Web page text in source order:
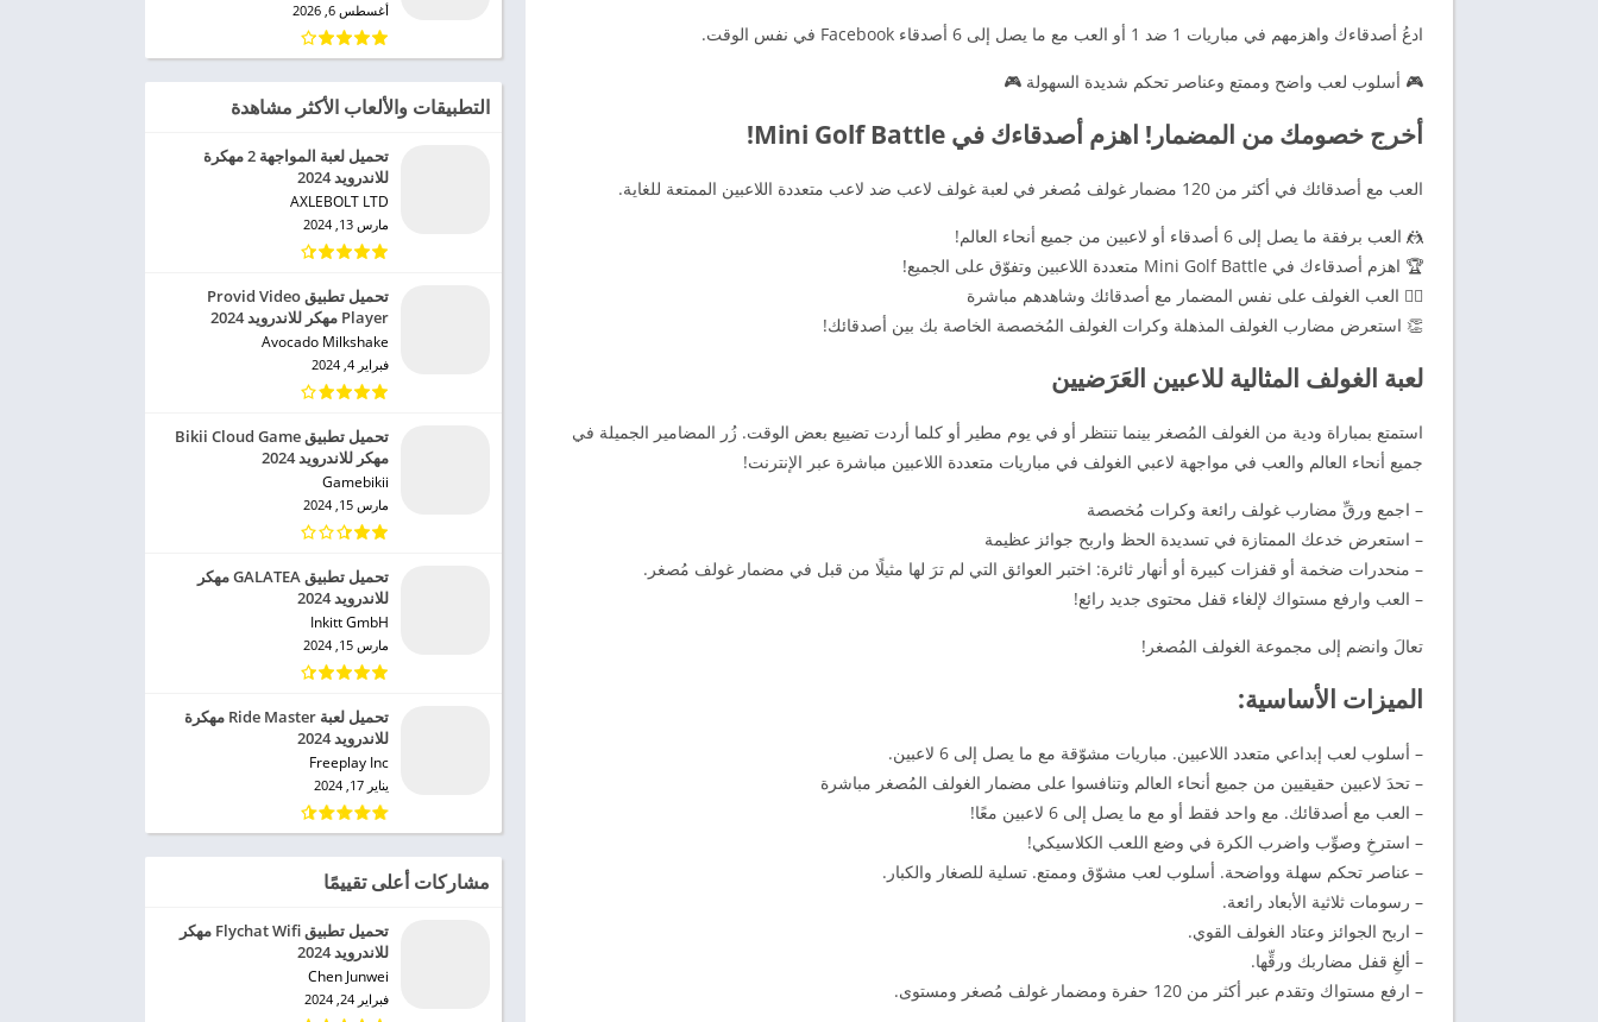
ادعُ أصدقاءك واهزمهم في مباريات 1 ضد 1 أو العب مع ما يصل إلى 6 أصدقاء Facebook في نفس الوقت.
🎮 أسلوب لعب واضح وممتع وعناصر تحكم شديدة السهولة 🎮
أخرج خصومك من المضمار! اهزم أصدقاءك في Mini Golf Battle!
العب مع أصدقائك في أكثر من 120 مضمار غولف مُصغر في لعبة غولف لاعب ضد لاعب متعددة اللاعبين الممتعة للغاية.
🤼 العب برفقة ما يصل إلى 6 أصدقاء أو لاعبين من جميع أنحاء العالم!
🏆 اهزم أصدقاءك في Mini Golf Battle متعددة اللاعبين وتفوّق على الجميع!
🏌️‍♀️ العب الغولف على نفس المضمار مع أصدقائك وشاهدهم مباشرة
👏 استعرض مضارب الغولف المذهلة وكرات الغولف المُخصصة الخاصة بك بين أصدقائك!
لعبة الغولف المثالية للاعبين العَرَضيين
استمتع بمباراة ودية من الغولف المُصغر بينما تنتظر أو في يوم مطير أو كلما أردت تضييع بعض الوقت. زُر المضامير الجميلة في
جميع أنحاء العالم والعب في مواجهة لاعبي الغولف في مباريات متعددة اللاعبين مباشرة عبر الإنترنت!
– اجمع ورقِّ مضارب غولف رائعة وكرات مُخصصة
– استعرض خدعك الممتازة في تسديدة الحظ واربح جوائز عظيمة
– منحدرات ضخمة أو قفزات كبيرة أو أنهار ثائرة: اختبر العوائق التي لم ترَ لها مثيلًا من قبل في مضمار غولف مُصغر.
– العب وارفع مستواك لإلغاء قفل محتوى جديد رائع!
تعالَ وانضم إلى مجموعة الغولف المُصغر!
الميزات الأساسية:
– أسلوب لعب إبداعي متعدد اللاعبين. مباريات مشوّقة مع ما يصل إلى 6 لاعبين.
– تحدَ لاعبين حقيقيين من جميع أنحاء العالم وتنافسوا على مضمار الغولف المُصغر مباشرة
– العب مع أصدقائك. مع واحد فقط أو مع ما يصل إلى 6 لاعبين معًا!
– استرخِ وصوِّب واضرب الكرة في وضع اللعب الكلاسيكي!
– عناصر تحكم سهلة وواضحة. أسلوب لعب مشوّق وممتع. تسلية للصغار والكبار.
– رسومات ثلاثية الأبعاد رائعة.
– اربح الجوائز وعتاد الغولف القوي.
– ألغِ قفل مضاربك ورقِّها.
– ارفع مستواك وتقدم عبر أكثر من 120 حفرة ومضمار غولف مُصغر ومستوى.
أغسطس 6, 2026
التطبيقات والألعاب الأكثر مشاهدة
تحميل لعبة المواجهة 2 مهكرة
للاندرويد 2024
AXLEBOLT LTD‏
مارس 13, 2024
تحميل تطبيق Provid Video
Player مهكر للاندرويد 2024
Avocado Milkshake‏
فبراير 4, 2024
تحميل تطبيق Bikii Cloud Game
مهكر للاندرويد 2024
Gamebikii‏
مارس 15, 2024
تحميل تطبيق GALATEA مهكر
للاندرويد 2024
Inkitt GmbH‏
مارس 15, 2024
تحميل لعبة Ride Master مهكرة
للاندرويد 2024
Freeplay Inc‏
يناير 17, 2024
مشاركات أعلى تقييمًا
تحميل تطبيق Flychat Wifi مهكر
للاندرويد 2024
Chen Junwei‏
فبراير 24, 2024